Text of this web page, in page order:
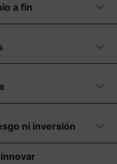
a fin
ni inversión